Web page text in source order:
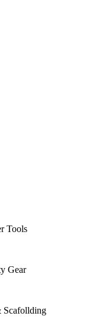
Tools
Gear
Scafollding